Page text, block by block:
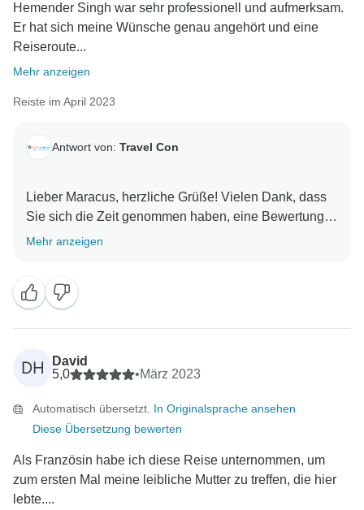
Hemender Singh war sehr professionell und aufmerksam.
Er hat sich meine Wünsche genau angehört und eine
Reiseroute...
Mehr anzeigen
Reiste im April 2023
Antwort von: Travel Con
Lieber Maracus, herzliche Grüße! Vielen Dank, dass
Sie sich die Zeit genommen haben, eine Bewertung
über unsere Dienstleistungen und Ihre Erfahrungen
Ihren Erwartungen entsprachen und dem, was wir
Ihnen versprochen haben. Wir freuen uns darauf, Sie
in Zukunft wieder begrüßen zu dürfen. Mit
Mehr anzeigen
DH
David
5,0
•März 2023
Automatisch übersetzt. In Originalsprache ansehen
Diese Übersetzung bewerten
Als Französin habe ich diese Reise unternommen, um
zum ersten Mal meine leibliche Mutter zu treffen, die hier
lebte....